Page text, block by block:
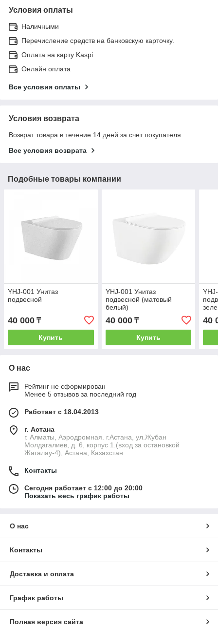
Условия оплаты
Наличными
Перечисление средств на банковскую карточку.
Оплата на карту Kaspi
Онлайн оплата
Все условия оплаты
Условия возврата
Возврат товара в течение 14 дней за счет покупателя
Все условия возврата
Подобные товары компании
YHJ-001 Унитаз
подвесной
40 000 ₸
Купить
YHJ-001 Унитаз
подвесной (матовый
белый)
40 000₸
Купить
40
О нас
Рейтинг не сформирован
Менее 5 отзывов за последний год
Работает с 18.04.2013
г. Астана
г. Алматы, Аэродромная. г.Астана, ул.Жубан
Молдагалиев, д. 6, корпус 1.(вход за остановкой
Жагалау-4), Астана, Казахстан
Контакты
Сегодня работает с 12:00 до 20:00
Показать весь график работы
О нас
Контакты
Доставка и оплата
График работы
Полная версия сайта